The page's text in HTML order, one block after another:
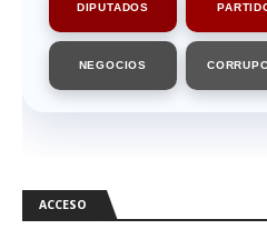
DIPUTADOS
NEGOCIOS
ACCESO